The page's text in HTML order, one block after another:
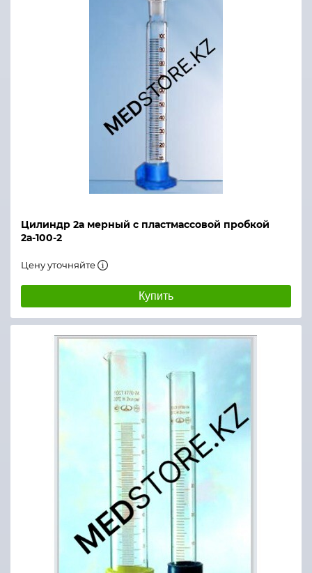
Цилиндр 2а мерный с пластмассовой пробкой
2а-100-2
Цену уточняйте
Купить